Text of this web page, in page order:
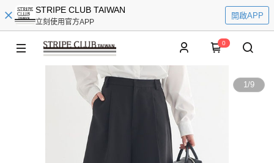
STRIPE CLUB TAIWAN
立刻使用官方APP
開啟APP
0
1/9